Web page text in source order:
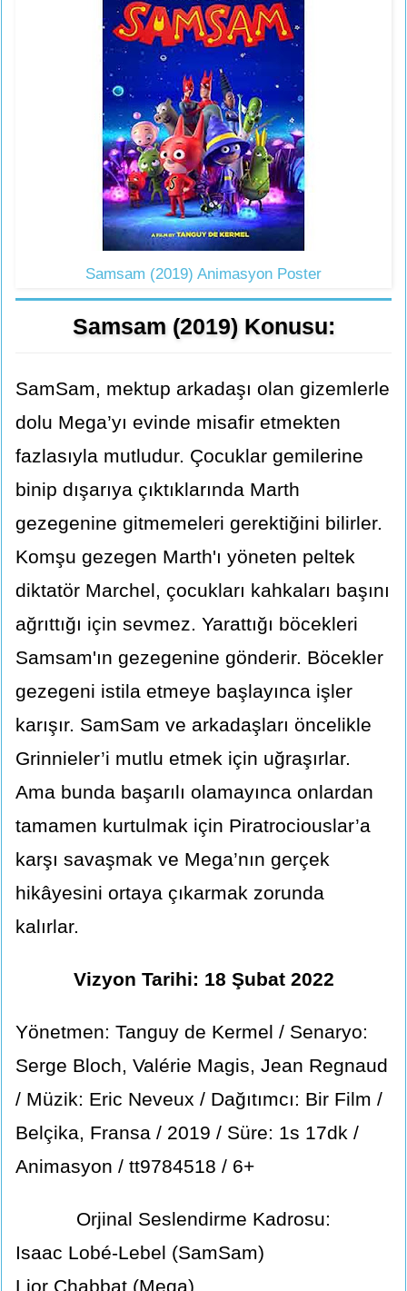
Samsam (2019) Animasyon Poster
Samsam (2019) Konusu:
SamSam, mektup arkadaşı olan gizemlerle
dolu Mega’yı evinde misafir etmekten
fazlasıyla mutludur. Çocuklar gemilerine
binip dışarıya çıktıklarında Marth
gezegenine gitmemeleri gerektiğini bilirler.
Komşu gezegen Marth'ı yöneten peltek
diktatör Marchel, çocukları kahkaları başını
ağrıttığı için sevmez. Yarattığı böcekleri
Samsam'ın gezegenine gönderir. Böcekler
gezegeni istila etmeye başlayınca işler
karışır. SamSam ve arkadaşları öncelikle
Grinnieler’i mutlu etmek için uğraşırlar.
Ama bunda başarılı olamayınca onlardan
tamamen kurtulmak için Piratrociouslar’a
karşı savaşmak ve Mega’nın gerçek
hikâyesini ortaya çıkarmak zorunda
kalırlar.
Vizyon Tarihi: 18 Şubat 2022
Yönetmen: Tanguy de Kermel / Senaryo:
Serge Bloch, Valérie Magis, Jean Regnaud
/ Müzik: Eric Neveux / Dağıtımcı: Bir Film /
Belçika, Fransa / 2019 / Süre: 1s 17dk /
Animasyon / tt9784518 / 6+
Orjinal Seslendirme Kadrosu:
Isaac Lobé-Lebel (SamSam)
Lior Chabbat (Mega)